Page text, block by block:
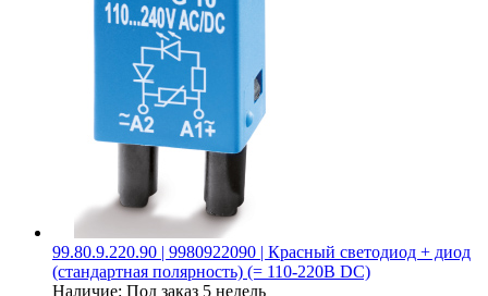
99.80.9.220.90 | 9980922090 | Красный светодиод + диод
(стандартная полярность) (= 110-220В DC)
Наличие: Под заказ 5 недель